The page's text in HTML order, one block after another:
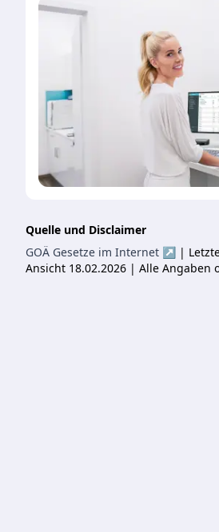
Quelle und Disclaimer
GOÄ Gesetze im Internet ↗ |
Ansicht 18.02.2026 | Alle Angaben